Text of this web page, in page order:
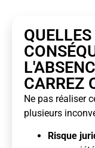
CARREZ
Ne pas réaliser
plusieurs
Risque